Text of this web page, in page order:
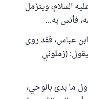
السلام، ويتزمل
فأنس به...
عباس، فقد روى
(زملوني
ما بدئ بالوحي،